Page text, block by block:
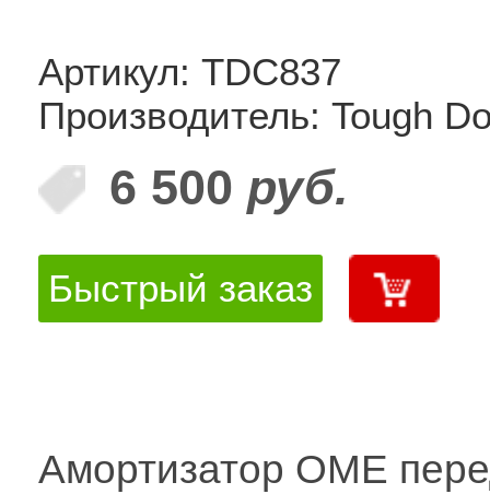
Артикул: TDC837
Производитель: Tough
6 500 руб.
Быстрый заказ
Амортизатор OME